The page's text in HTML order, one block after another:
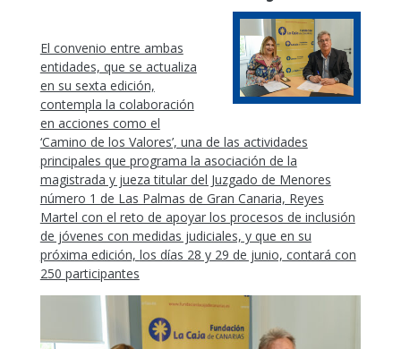
El convenio entre ambas
entidades, que se actualiza
en su sexta edición,
contempla la colaboración
en acciones como el
‘Camino de los Valores’, una de las actividades
principales que programa la asociación de la
magistrada y jueza titular del Juzgado de Menores
número 1 de Las Palmas de Gran Canaria, Reyes
Martel con el reto de apoyar los procesos de inclusión
de jóvenes con medidas judiciales, y que en su
próxima edición, los días 28 y 29 de junio, contará con
250 participantes